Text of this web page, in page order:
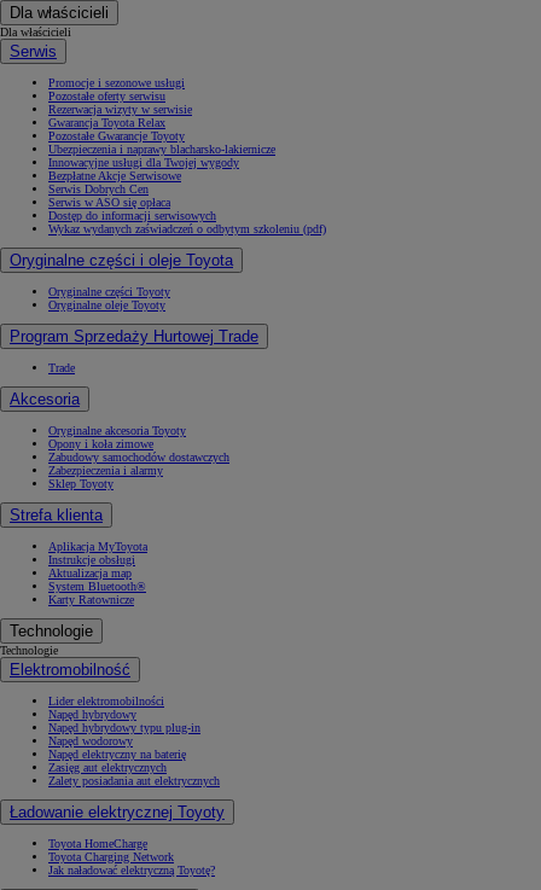
Dla właścicieli
Dla właścicieli
Serwis
Promocje i sezonowe usługi
Pozostałe oferty serwisu
Rezerwacja wizyty w serwisie
Gwarancja Toyota Relax
Pozostałe Gwarancje Toyoty
Ubezpieczenia i naprawy blacharsko-lakiernicze
Innowacyjne usługi dla Twojej wygody
Bezpłatne Akcje Serwisowe
Serwis Dobrych Cen
Serwis w ASO się opłaca
Dostęp do informacji serwisowych
Wykaz wydanych zaświadczeń o odbytym szkoleniu (pdf)
Oryginalne części i oleje Toyota
Oryginalne części Toyoty
Oryginalne oleje Toyoty
Program Sprzedaży Hurtowej Trade
Trade
Akcesoria
Oryginalne akcesoria Toyoty
Opony i koła zimowe
Zabudowy samochodów dostawczych
Zabezpieczenia i alarmy
Sklep Toyoty
Strefa klienta
Aplikacja MyToyota
Instrukcje obsługi
Aktualizacja map
System Bluetooth®
Karty Ratownicze
Technologie
Technologie
Elektromobilność
Lider elektromobilności
Napęd hybrydowy
Napęd hybrydowy typu plug-in
Napęd wodorowy
Napęd elektryczny na baterię
Zasięg aut elektrycznych
Zalety posiadania aut elektrycznych
Ładowanie elektrycznej Toyoty
Toyota HomeCharge
Toyota Charging Network
Jak naładować elektryczną Toyotę?